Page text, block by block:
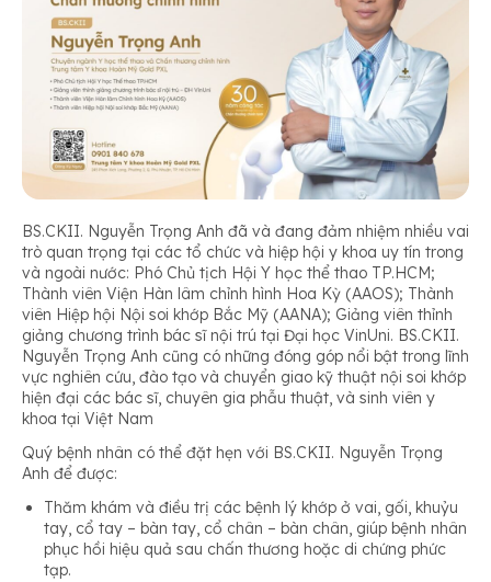
BS.CKII. Nguyễn Trọng Anh đã và đang đảm nhiệm nhiều vai
trò quan trọng tại các tổ chức và hiệp hội y khoa uy tín trong
và ngoài nước: Phó Chủ tịch Hội Y học thể thao TP.HCM;
Thành viên Viện Hàn lâm chỉnh hình Hoa Kỳ (AAOS); Thành
viên Hiệp hội Nội soi khớp Bắc Mỹ (AANA); Giảng viên thỉnh
giảng chương trình bác sĩ nội trú tại Đại học VinUni. BS.CKII.
Nguyễn Trọng Anh cũng có những đóng góp nổi bật trong lĩnh
vực nghiên cứu, đào tạo và chuyển giao kỹ thuật nội soi khớp
hiện đại các bác sĩ, chuyên gia phẫu thuật, và sinh viên y
khoa tại Việt Nam
Quý bệnh nhân có thể đặt hẹn với BS.CKII. Nguyễn Trọng
Anh để được:
Thăm khám và điều trị các bệnh lý khớp ở vai, gối, khuỷu
tay, cổ tay – bàn tay, cổ chân – bàn chân, giúp bệnh nhân
phục hồi hiệu quả sau chấn thương hoặc di chứng phức
tạp.